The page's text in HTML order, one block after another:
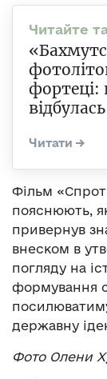
фортеці:
Фільм
пояснюють,
привернув
внеском в
погляду на
формування
державну
Фото Олени